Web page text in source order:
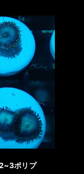
ポリプ